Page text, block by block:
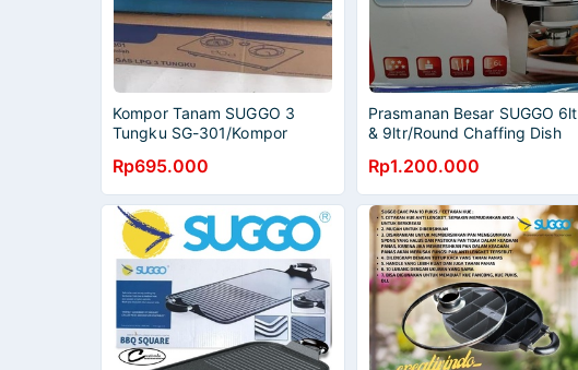
Kompor Tanam SUGGO 3
Tungku SG-301/Kompor
SUGGO/Kompor Kaca Bara
Infrared 3 tungku
Rp695.000
Prasmanan Besar SUGGO 6lt
& 9ltr/Round Chaffing Dish
Dish Suggo 9ltr
Rp1.200.000